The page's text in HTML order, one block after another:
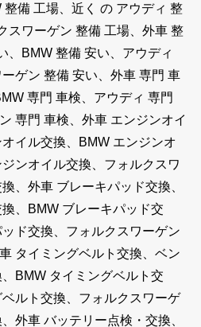
備 工場、近く の アウディ 整
スワーゲン 整備 工場、外車 整
、BMW 整備 安い、アウディ
ゲン 整備 安い、外車 専門 車
専門 車検、アウディ 専門
専門 車検、外車 エンジンオイ
イル交換、BMW エンジンオ
ンオイル交換、フォルクスワ
、外車 ブレーキパッド交換、
、BMW ブレーキパッド交
ド交換、フォルクスワーゲン
タイミングベルト交換、ベン
BMW タイミングベルト交
ルト交換、フォルクスワーゲ
外車 バッテリー点検・交換、